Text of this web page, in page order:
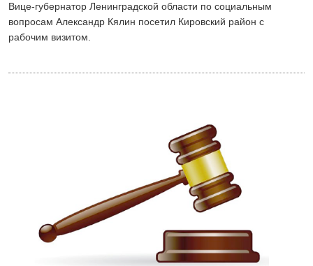
24 ИЮЛЯ 2026
ОБЩЕСТВО
Скоро в школу!
ОБЩЕСТВО
Вице-губернатор Ленинградской области по социальным
вопросам Александр Кялин посетил Кировский район с
рабочим визитом.